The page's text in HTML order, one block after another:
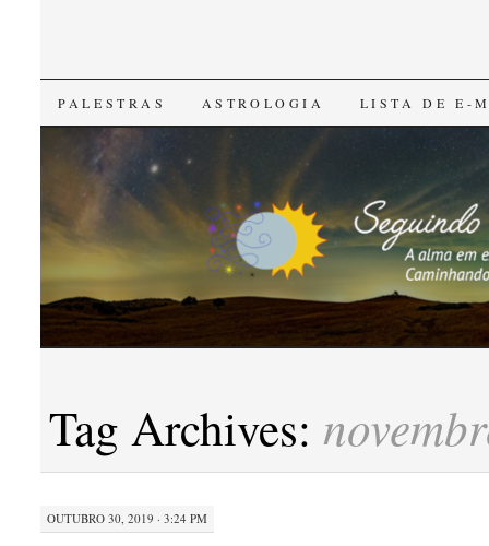
SKIP
CONTENT
PALESTRAS ASTROLOGIA LISTA DE E-
Tag Archives:
OUTUBRO 30, 2019 · 3:24 PM